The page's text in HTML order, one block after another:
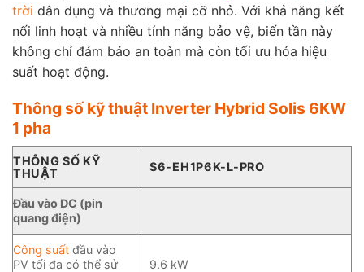
trời dân dụng và thương mại cỡ nhỏ. Với khả năng kết
nối linh hoạt và nhiều tính năng bảo vệ, biến tần này
không chỉ đảm bảo an toàn mà còn tối ưu hóa hiệu
suất hoạt động.
Thông số kỹ thuật Inverter Hybrid Solis 6KW
1 pha
THÔNG SỐ KỸ
THUẬT
S6-EH1P6K-L-PRO
Đầu vào DC (pin
quang điện)
Công suất đầu vào
PV tối đa có thể sử
9.6 kW